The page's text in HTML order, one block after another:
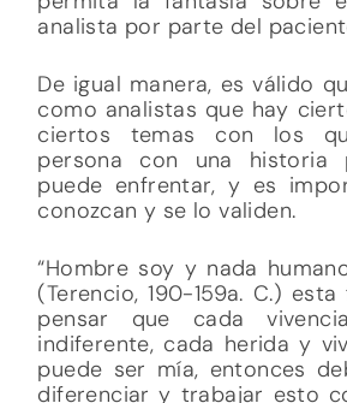
analista por parte del
De igual manera, es válido
como analistas que hay
ciertos temas con los
persona con una historia
puede enfrentar, y es
conozcan y se lo validen.
“Hombre soy y nada
(Terencio, 190-159a. C.)
pensar que cada
indiferente, cada herida y
puede ser mía, entonces
diferenciar y trabajar esto